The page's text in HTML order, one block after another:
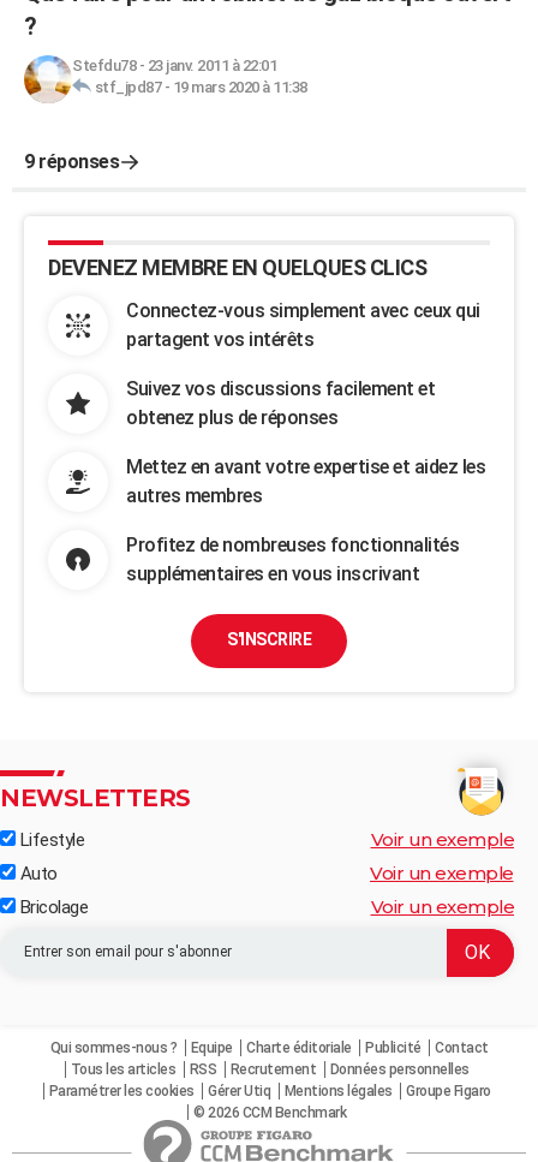
?
Stefdu78- 23 janv. 2011 à 22:01
stf_jpd87- 19 mars 2020 à 11:38
9 réponses
DEVENEZ MEMBRE EN QUELQUES CLICS
Connectez-vous simplement avec ceux qui
partagent vos intérêts
Suivez vos discussions facilement et
obtenez plus de réponses
Mettez en avant votre expertise et aidez les
autres membres
Profitez de nombreuses fonctionnalités
supplémentaires en vous inscrivant
S'INSCRIRE
NEWSLETTERS
Lifestyle Voir un exemple
Auto Voir un exemple
Bricolage Voir un exemple
Qui sommes-nous ? Equipe Charte éditoriale Publicité
Contact
Tous les articles
RSS Recrutement
Données personnelles
Paramétrer les cookies
Gérer Utiq Mentions légales
Groupe Figaro
© 2026 CCM Benchmark